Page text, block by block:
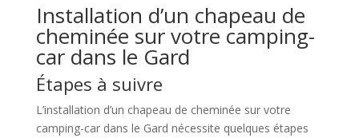
Installation d’un chapeau de
cheminée sur votre camping-
car dans le Gard
Étapes à suivre
L’installation d’un chapeau de cheminée sur votre
camping-car dans le Gard nécessite quelques étapes